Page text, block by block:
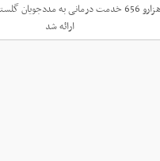
ارائه شد